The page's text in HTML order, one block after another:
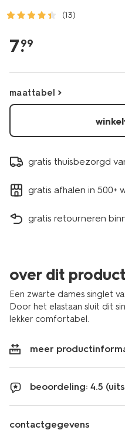
(13)
katoen-
19681000.html
7.
99
maattabel
gratis thuisbezorgd
gratis afhalen in 500+
gratis retourneren
over dit product
Een zwarte dames singlet
Door het elastaan sluit dit
lekker comfortabel.
meer
beoordeling: 4.5
contactgegevens